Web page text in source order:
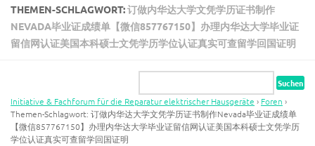
THEMEN-SCHLAGWORT:订做内华达大学文凭学历证书制作
NEVADA毕业证成绩单【微信857767150】办理内华达大学毕业证
留信网认证美国本科硕士文凭学历学位认证真实可查留学回国证明
Initiative & Fachforum für die Reparatur elektrischer Hausgeräte › Foren ›
Themen-Schlagwort: 订做内华达大学文凭学历证书制作Nevada毕业证成绩单
【微信857767150】办理内华达大学毕业证留信网认证美国本科硕士文凭学历
学位认证真实可查留学回国证明